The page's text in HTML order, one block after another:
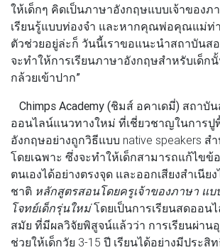
ให้เด็กๆ คิดเป็นภาษาอังกฤษแบบเจ้าของภ
เรียนรู้แบบท่องจำ และหากคุณพ่อคุณแม่ท่
ตัวช่วยอยู่ล่ะก็ วันนี้เราขอแนะนำสถาบันส
จะทำให้การเรียนภาษาอังกฤษสำหรับเด็ก
กล้วยเข้าปาก”
Chimps Academy (ชิมส์ อคาเดมี่) สถาบั
ออนไลน์แนวทางใหม่ ที่เชี่ยวชาญในการ
อังกฤษอย่างถูกวิธีแบบ native speakers ส
โดยเฉพาะ ซึ่งจะทำให้เด็กสามารถแก้ไข
ตนเองได้อย่างตรงจุด และออกเสียงสำเนีย
ชาติ หลักสูตรสอนโดยครูเจ้าของภาษา แ
โจทย์เด็กรุ่นใหม่โดยเป็นการเรียนสดออ
สมัย ที่มีผลวิจัยพิสูจน์แล้วว่า การเรียนผ่า
ช่วยให้เด็กวัย 3-15 ปี เรียนได้อย่างมีประ